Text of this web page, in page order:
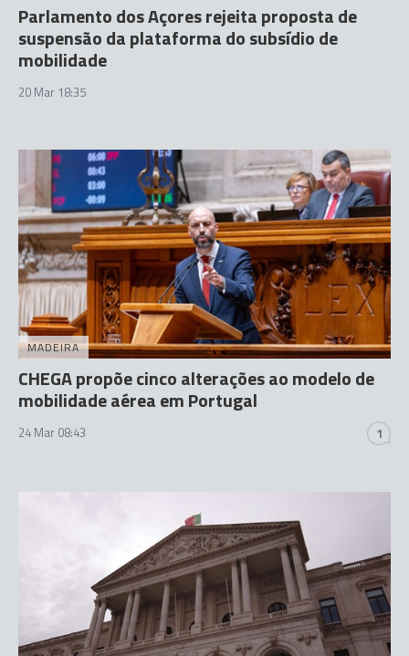
Parlamento dos Açores rejeita proposta de
suspensão da plataforma do subsídio de
mobilidade
20 Mar 18:35
MADEIRA
CHEGA propõe cinco alterações ao modelo de
mobilidade aérea em Portugal
24 Mar 08:43 1